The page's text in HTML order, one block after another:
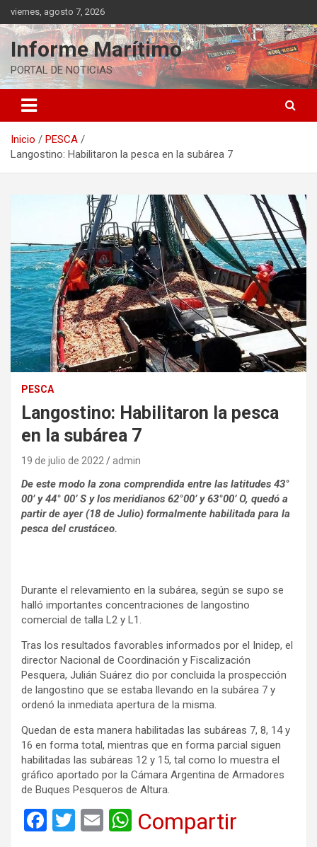
Saltar
al
contenido
viernes, agosto 7, 2026
Informe Marítimo
PORTAL DE NOTICIAS
Inicio
PESCA
Langostino: Habilitaron la pesca en la subárea 7
PESCA
Langostino: Habilitaron la pesca
en la subárea 7
19 de julio de 2022 admin
De este modo la zona comprendida entre las latitudes 43°
00’ y 44° 00’ S y los meridianos 62°00’ y 63°00’ O, quedó a
partir de ayer (18 de Julio) formalmente habilitada para la
pesca del crustáceo.
Durante el relevamiento en la subárea, según se supo se
halló importantes concentraciones de langostino
comercial de talla L2 y L1.
Tras los resultados favorables informados por el Inidep, el
director Nacional de Coordinación y Fiscalización
Pesquera, Julián Suárez dio por concluida la prospección
de langostino que se estaba llevando en la subárea 7 y
ordenó la inmediata apertura de la misma.
Quedan de esta manera habilitadas las subáreas 7, 8, 14 y
16 en forma total, mientras que en forma parcial siguen
habilitadas las subáreas 12 y 15, tal como lo muestra el
gráfico aportado por la Cámara Argentina de Armadores
de Buques Pesqueros de Altura.
F
T
E
W
Compartir